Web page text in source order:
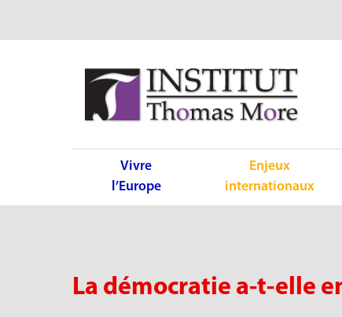
Vivre
l’Europe
Enjeux
internationaux
La démocratie a-t-elle